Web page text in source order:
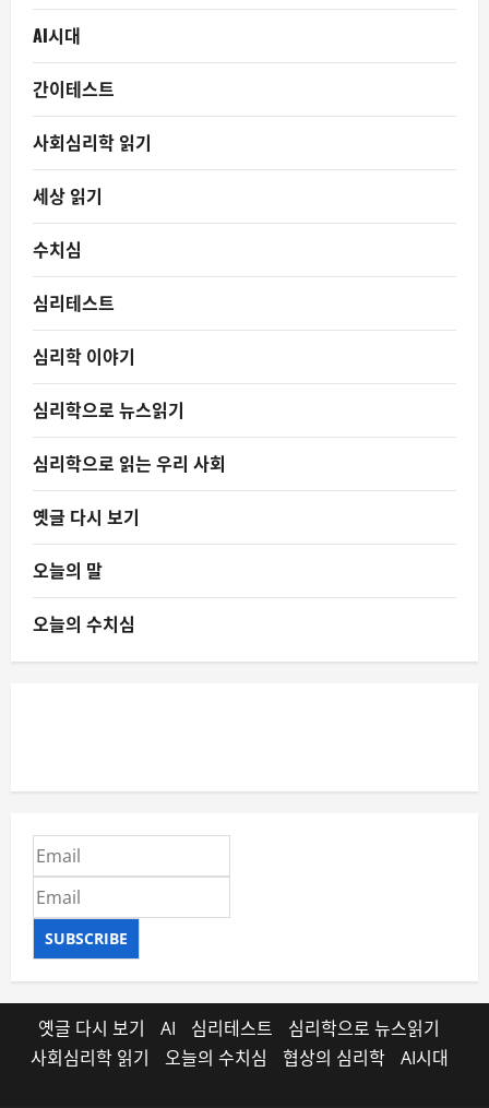
AI시대
간이테스트
사회심리학 읽기
세상 읽기
수치심
심리테스트
심리학 이야기
심리학으로 뉴스읽기
심리학으로 읽는 우리 사회
옛글 다시 보기
오늘의 말
오늘의 수치심
SUBSCRIBE
옛글 다시 보기 AI 심리테스트
심리학으로 뉴스읽기
사회심리학 읽기
오늘의 수치심 협상의 심리학 AI시대